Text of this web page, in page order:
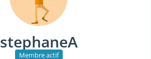
stephaneA
Membre actif